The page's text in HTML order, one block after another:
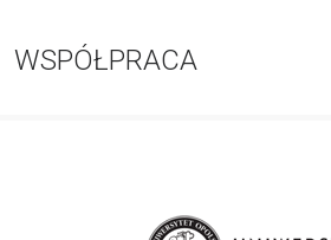
WSPÓŁPRACA